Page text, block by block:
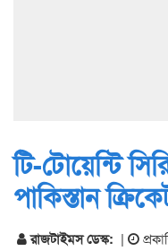
টি-টোয়েন্টি
পাকিস্তান
রাজটাইমস ডেস্ক: |